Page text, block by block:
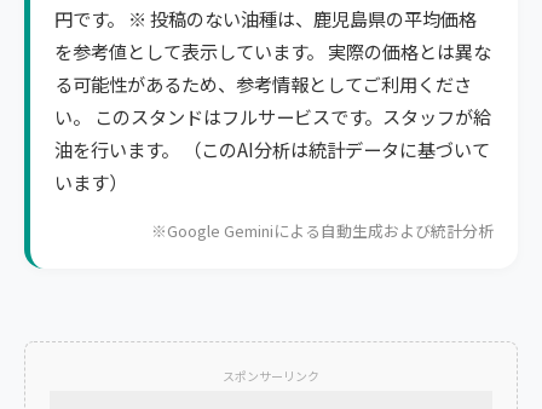
円です。 ※ 投稿のない油種は、鹿児島県の平均価格
を参考値として表示しています。 実際の価格とは異な
る可能性があるため、参考情報としてご利用くださ
い。 このスタンドはフルサービスです。スタッフが給
油を行います。 （このAI分析は統計データに基づいて
います）
※Google Geminiによる自動生成および統計分析
スポンサーリンク